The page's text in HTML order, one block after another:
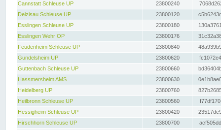
Cannstatt Schleuse UP
23800240
Deizisau Schleuse UP
23800120
Esslingen Schleuse UP
23800180
Esslingen Wehr OP
23800176
Feudenheim Schleuse UP
23800840
Gundelsheim UP
23800620
Guttenbach Schleuse UP
23800660
Hassmersheim AMS
23800630
Heidelberg UP
23800760
Heilbronn Schleuse UP
23800560
Hessigheim Schleuse UP
23800420
Hirschhorn Schleuse UP
23800700